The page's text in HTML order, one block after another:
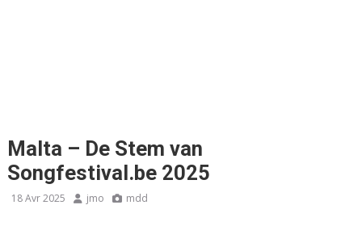
Malta – De Stem van
Songfestival.be 2025
18 Avr 2025 jmo mdd